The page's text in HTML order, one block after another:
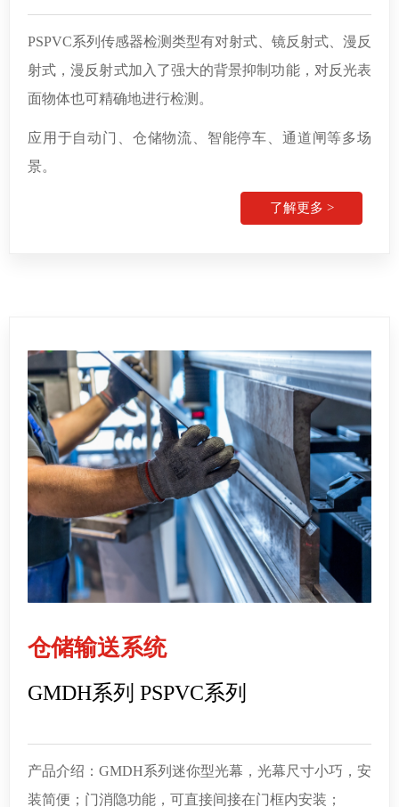
PSPVC系列传感器检测类型有对射式、镜反射式、漫反
射式，漫反射式加入了强大的背景抑制功能，对反光表
面物体也可精确地进行检测。
应用于自动门、仓储物流、智能停车、通道闸等多场
景。
了解更多 >
仓储输送系统
GMDH系列 PSPVC系列
产品介绍：GMDH系列迷你型光幕，光幕尺寸小巧，安
装简便；门消隐功能， 可直接间接在门框内安装；